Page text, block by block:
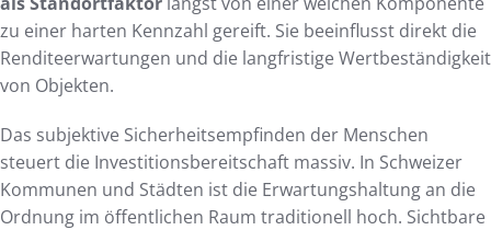
zu einer harten Kennzahl gereift. Sie beeinflusst direkt die
Renditeerwartungen und die langfristige Wertbeständigkeit
von Objekten.
Das subjektive Sicherheitsempfinden der Menschen
steuert die Investitionsbereitschaft massiv. In Schweizer
Kommunen und Städten ist die Erwartungshaltung an die
Ordnung im öffentlichen Raum traditionell hoch. Sichtbare